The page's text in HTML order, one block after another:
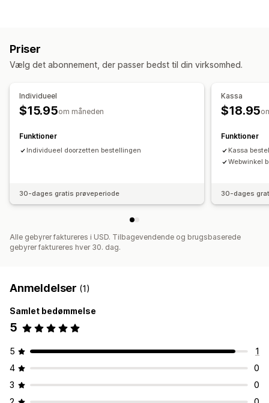
Automatisk datasynkronisering
Oversigt over dagligt salg
Transaktioner
Priser
Vælg det abonnement, der passer bedst til din virksomhed.
Individueel
$15.95om måneden
Funktioner
Individueel doorzetten bestellingen
30-dages gratis prøveperiode
Kassa
$18.95
Funktioner
Kassa
Webwinkel
30-dages
Alle gebyrer faktureres i USD. Tilbagevendende og brugsbaserede
gebyrer faktureres hver 30. dag.
Anmeldelser (1)
Samlet bedømmelse
5
5
1
4
0
3
0